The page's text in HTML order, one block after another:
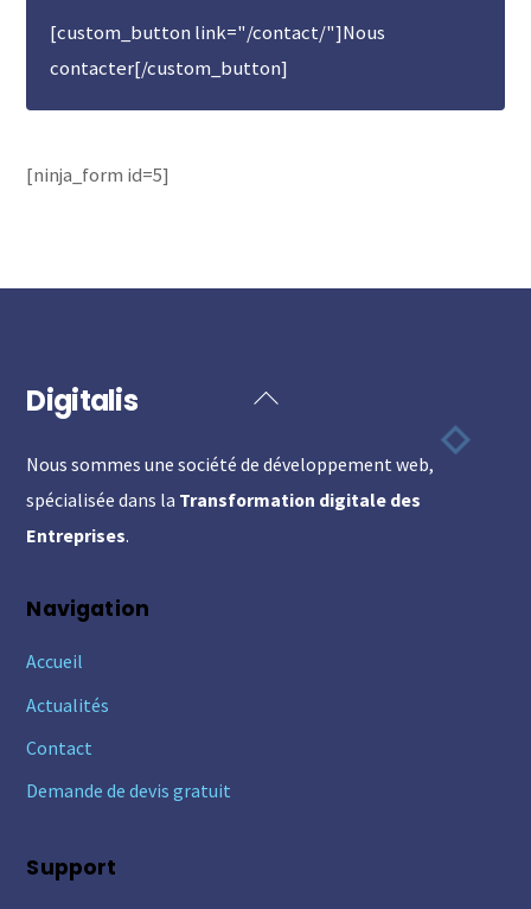
[custom_button link="/contact/"]Nous
contacter[/custom_button]
[ninja_form id=5]
Back
Top
Digitalis
Nous sommes une société de développement web,
spécialisée dans la Transformation digitale des
Entreprises.
Navigation
Accueil
Actualités
Contact
Demande de devis gratuit
Support